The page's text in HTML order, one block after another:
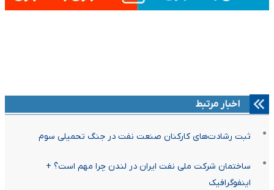
اخبار مرتبط
ثبت رشادت‌های کارکنان صنعت نفت در جنگ تحمیلی سوم
ساختمان شرکت ملی نفت ایران در لندن چرا مهم است؟ +
اینفوگرافیک